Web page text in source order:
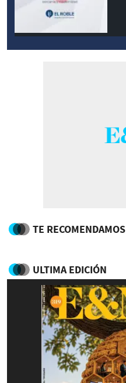
TE RECOMENDAMOS
ULTIMA EDICIÓN